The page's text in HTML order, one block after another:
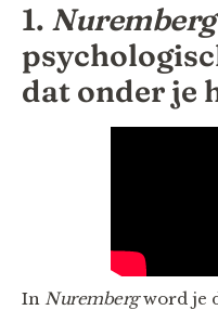
1. Nuremberg
dat onder je
In Nurembergword je